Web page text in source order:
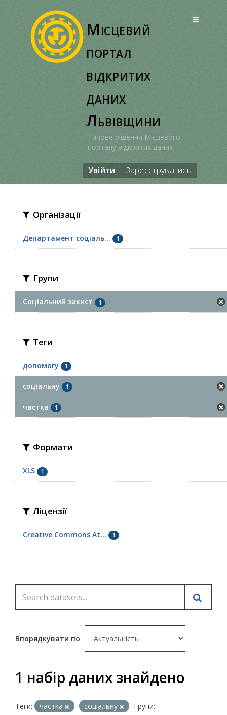
Місцевий
портал
відкритих
даних
Львівщини
Типове рішення Місцевого
порталу відкритих даних
Увійти Зареєструватись
Організації
Департамент соціаль... 1
Групи
Соціальний захист 1
Теги
допомогу 1
соціальну 1
частка 1
Формати
XLS 1
Ліцензії
Creative Commons At... 1
Впорядкувати по
1 набір даних знайдено
Теги: частка соціальну
Групи: